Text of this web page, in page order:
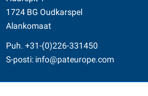
1724 BG Oudkarspel
Alankomaat
Puh. +31-(0)226-331450
S-posti: info@pateurope.com